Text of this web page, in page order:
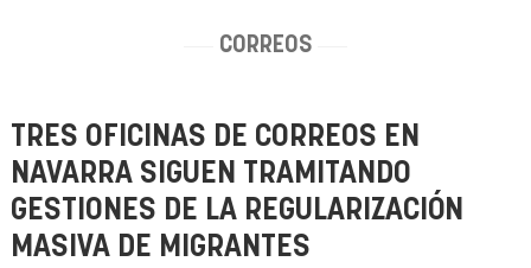
CORREOS
TRES OFICINAS DE CORREOS EN
NAVARRA SIGUEN TRAMITANDO
GESTIONES DE LA REGULARIZACIÓN
MASIVA DE MIGRANTES